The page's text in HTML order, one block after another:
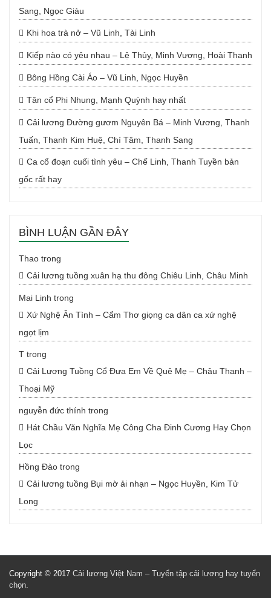
Sang, Ngọc Giàu
Khi hoa trà nở – Vũ Linh, Tài Linh
Kiếp nào có yêu nhau – Lệ Thủy, Minh Vương, Hoài Thanh
Bông Hồng Cài Áo – Vũ Linh, Ngọc Huyền
Tân cổ Phi Nhung, Mạnh Quỳnh hay nhất
Cải lương Đường gươm Nguyên Bá – Minh Vương, Thanh
Tuấn, Thanh Kim Huệ, Chí Tâm, Thanh Sang
Ca cổ đoạn cuối tình yêu – Chế Linh, Thanh Tuyền bản
gốc rất hay
BÌNH LUẬN GẦN ĐÂY
Thao trong
Cải lương tuồng xuân hạ thu đông Chiêu Linh, Châu Minh
Mai Linh trong
Xứ Nghệ Ân Tình – Cẩm Thơ giọng ca dân ca xứ nghệ
ngọt lịm
T trong
Cải Lương Tuồng Cổ Đưa Em Về Quê Mẹ – Châu Thanh –
Thoại Mỹ
nguyễn đức thính trong
Hát Chầu Văn Nghĩa Mẹ Công Cha Đinh Cương Hay Chọn
Lọc
Hồng Đào trong
Cải lương tuồng Bụi mờ ải nhạn – Ngọc Huyền, Kim Tử
Long
Copyright © 2017 Cải lương Việt Nam – Tuyển tập cải lương hay tuyển
chọn.